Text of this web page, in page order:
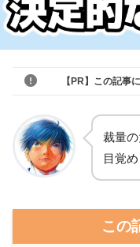
【PR】この記事
裁量
目覚め
この